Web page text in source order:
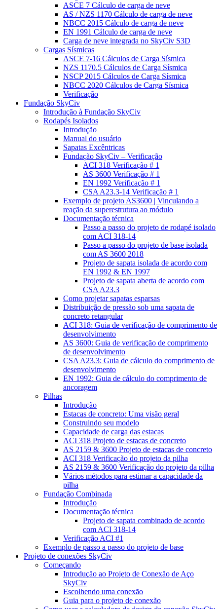
ASCE 7 Cálculo de carga de neve
AS / NZS 1170 Cálculo de carga de neve
NBCC 2015 Cálculo de carga de neve
EN 1991 Cálculo de carga de neve
Carga de neve integrada no SkyCiv S3D
Cargas Sísmicas
ASCE 7-16 Cálculos de Carga Sísmica
NZS 1170.5 Cálculos de Carga Sísmica
NSCP 2015 Cálculos de Carga Sísmica
NBCC 2020 Cálculos de Carga Sísmica
Verificação
Fundação SkyCiv
Introdução à Fundação SkyCiv
Rodapés Isolados
Introdução
Manual do usuário
Sapatas Excêntricas
Fundação SkyCiv – Verificação
ACI 318 Verificação # 1
AS 3600 Verificação # 1
EN 1992 Verificação # 1
CSA A23.3-14 Verificação # 1
Exemplo de projeto AS3600 | Vinculando a
reação da superestrutura ao módulo
Documentação técnica
Passo a passo do projeto de rodapé isolado
com ACI 318-14
Passo a passo do projeto de base isolada
com AS 3600 2018
Projeto de sapata isolada de acordo com
EN 1992 & EN 1997
Projeto de sapata aberta de acordo com
CSA A23.3
Como projetar sapatas esparsas
Distribuição de pressão sob uma sapata de
concreto retangular
ACI 318: Guia de verificação de comprimento de
desenvolvimento
AS 3600: Guia de verificação de comprimento
de desenvolvimento
CSA A23.3: Guia de cálculo do comprimento de
desenvolvimento
EN 1992: Guia de cálculo do comprimento de
ancoragem
Pilhas
Introdução
Estacas de concreto: Uma visão geral
Construindo seu modelo
Capacidade de carga das estacas
ACI 318 Projeto de estacas de concreto
AS 2159 & 3600 Projeto de estacas de concreto
ACI 318 Verificação do projeto da pilha
AS 2159 & 3600 Verificação do projeto da pilha
Vários métodos para estimar a capacidade da
pilha
Fundação Combinada
Introdução
Documentação técnica
Projeto de sapata combinado de acordo
com ACI 318-14
Verificação ACI #1
Exemplo de passo a passo do projeto de base
Projeto de conexões SkyCiv
Começando
Introdução ao Projeto de Conexão de Aço
SkyCiv
Escolhendo uma conexão
Guia para o projeto de conexão